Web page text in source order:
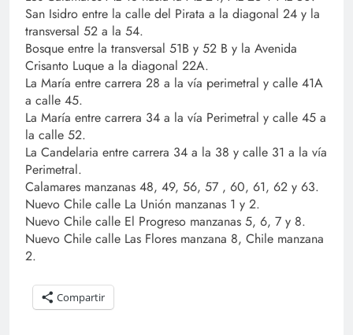
San Isidro entre la calle del Pirata a la diagonal 24 y la
transversal 52 a la 54.
Bosque entre la transversal 51B y 52 B y la Avenida
Crisanto Luque a la diagonal 22A.
La María entre carrera 28 a la vía perimetral y calle 41A
a calle 45.
La María entre carrera 34 a la vía Perimetral y calle 45 a
la calle 52.
La Candelaria entre carrera 34 a la 38 y calle 31 a la vía
Perimetral.
Calamares manzanas 48, 49, 56, 57 , 60, 61, 62 y 63.
Nuevo Chile calle La Unión manzanas 1 y 2.
Nuevo Chile calle El Progreso manzanas 5, 6, 7 y 8.
Nuevo Chile calle Las Flores manzana 8, Chile manzana
2.
Compartir